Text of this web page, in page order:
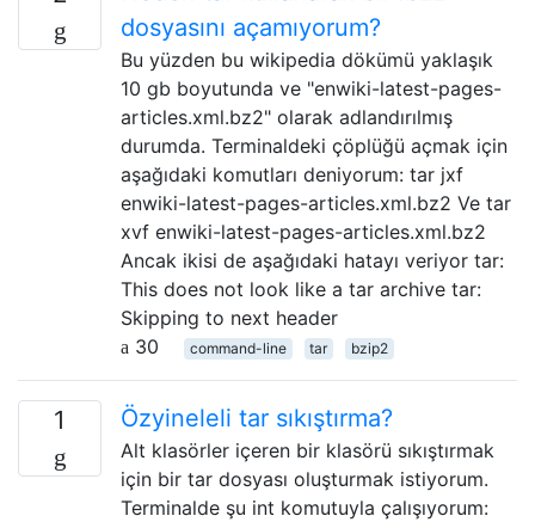
dosyasını açamıyorum?
Bu yüzden bu wikipedia dökümü yaklaşık
10 gb boyutunda ve "enwiki-latest-pages-
articles.xml.bz2" olarak adlandırılmış
durumda. Terminaldeki çöplüğü açmak için
aşağıdaki komutları deniyorum: tar jxf
enwiki-latest-pages-articles.xml.bz2 Ve tar
xvf enwiki-latest-pages-articles.xml.bz2
Ancak ikisi de aşağıdaki hatayı veriyor tar:
This does not look like a tar archive tar:
Skipping to next header
30
command-line tar bzip2
1 Özyineleli tar sıkıştırma?
Alt klasörler içeren bir klasörü sıkıştırmak
için bir tar dosyası oluşturmak istiyorum.
Terminalde şu int komutuyla çalışıyorum: